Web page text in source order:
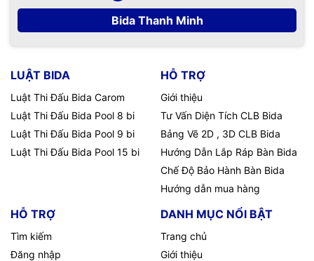
Bida Thanh Minh
LUẬT BIDA
Luật Thi Đấu Bida Carom
Luật Thi Đấu Bida Pool 8 bi
Luật Thi Đấu Bida Pool 9 bi
Luật Thi Đấu Bida Pool 15 bi
HỖ TRỢ
Giới thiệu
Tư Vấn Diện Tích CLB Bida
Bảng Vẽ 2D , 3D CLB Bida
Hướng Dẫn Lắp Ráp Bàn Bida
Chế Độ Bảo Hành Bàn Bida
Hướng dẫn mua hàng
HỖ TRỢ
Tìm kiếm
Đăng nhập
DANH MỤC NỔI BẬT
Trang chủ
Giới thiệu